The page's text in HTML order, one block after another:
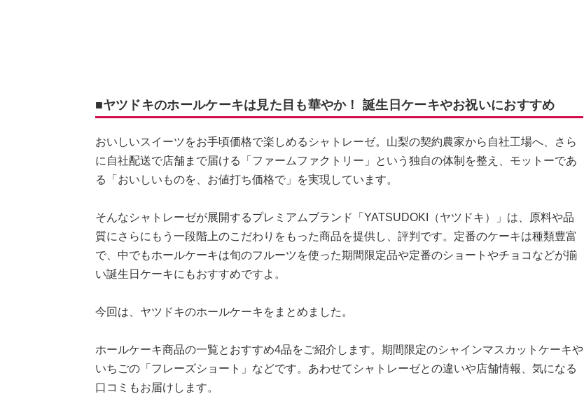
■ヤツドキのホールケーキは見た目も華やか！ 誕生日ケーキやお祝いにおすすめ
おいしいスイーツをお手頃価格で楽しめるシャトレーゼ。山梨の契約農家から自社工場へ、さら
に自社配送で店舗まで届ける「ファームファクトリー」という独自の体制を整え、モットーであ
る「おいしいものを、お値打ち価格で」を実現しています。
そんなシャトレーゼが展開するプレミアムブランド「YATSUDOKI（ヤツドキ）」は、原料や品
質にさらにもう一段階上のこだわりをもった商品を提供し、評判です。定番のケーキは種類豊富
で、中でもホールケーキは旬のフルーツを使った期間限定品や定番のショートやチョコなどが揃
い誕生日ケーキにもおすすめですよ。
今回は、ヤツドキのホールケーキをまとめました。
ホールケーキ商品の一覧とおすすめ4品をご紹介します。期間限定のシャインマスカットケーキや
いちごの「フレーズショート」などです。あわせてシャトレーゼとの違いや店舗情報、気になる
口コミもお届けします。